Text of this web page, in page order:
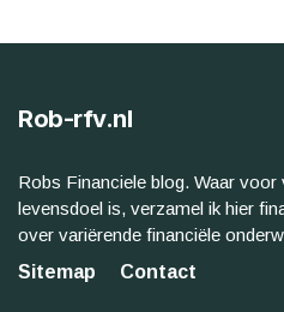
Rob-rfv.nl
Robs Financiele blog. Waar voor
levensdoel is, verzamel ik hier
over variërende financiële
Sitemap
Contact